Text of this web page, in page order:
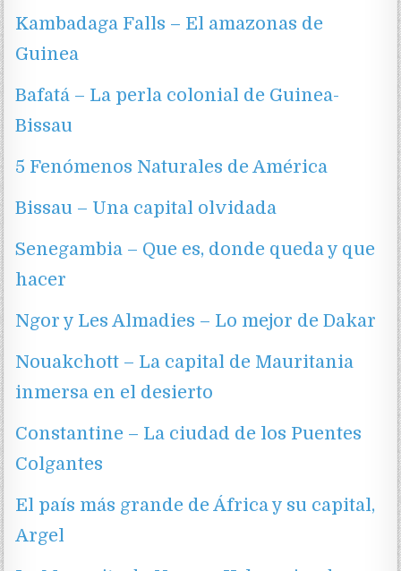
Kambadaga Falls – El amazonas de
Guinea
Bafatá – La perla colonial de Guinea-
Bissau
5 Fenómenos Naturales de América
Bissau – Una capital olvidada
Senegambia – Que es, donde queda y que
hacer
Ngor y Les Almadies – Lo mejor de Dakar
Nouakchott – La capital de Mauritania
inmersa en el desierto
Constantine – La ciudad de los Puentes
Colgantes
El país más grande de África y su capital,
Argel